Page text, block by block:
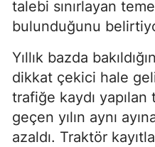
talebi sınırlayan
bulunduğunu
Yıllık bazda
dikkat çekici hale
trafiğe kaydı yapılan
geçen yılın aynı
azaldı. Traktör